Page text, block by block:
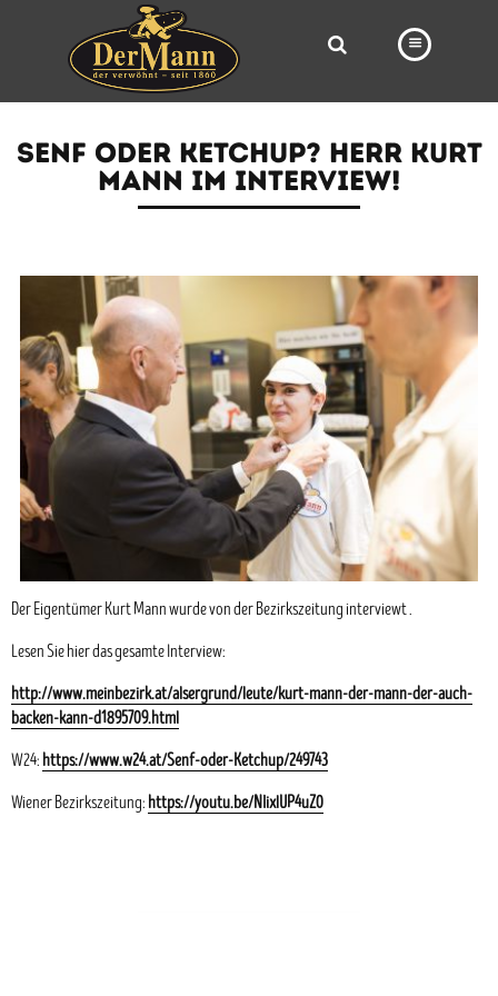
FILIALEN
BÄCKEREI
NEWS
KARRIERE
VIDEOS
SENF ODER KETCHUP? HERR KURT
MANN IM INTERVIEW!
Der Eigentümer Kurt Mann wurde von der Bezirkszeitung interviewt .
Lesen Sie hier das gesamte Interview:
http://www.meinbezirk.at/alsergrund/leute/kurt-mann-der-mann-der-auch-
backen-kann-d1895709.html
W24: https://www.w24.at/Senf-oder-Ketchup/249743
Wiener Bezirkszeitung: https://youtu.be/NIixlUP4uZ0